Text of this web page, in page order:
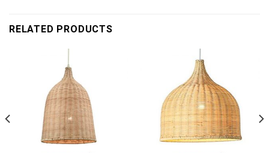
RELATED PRODUCTS